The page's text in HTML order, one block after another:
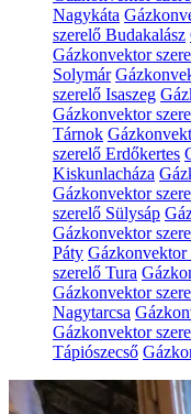
Nagykáta
szerelő Budakalász
Gázkonvektor
Solymár
szerelő Isaszeg
Gázkonvektor
Tárnok
szerelő Erdőkertes
Kiskunlacháza
Gázkonvektor
szerelő Sülysáp
Gázkonvektor
Páty Gázkonvektor
szerelő Tura
Gázkonvektor
Nagytarcsa
Gázkonvektor
Tápiószecső